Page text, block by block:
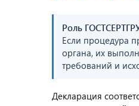
Роль
Если процедура
органа, их
требований и
Декларация